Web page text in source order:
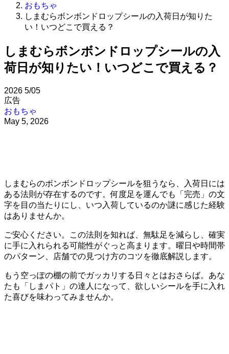
おもちゃ
しまむらボンボンドロップシールの入荷日が知りた
い！いつどこで買える？
しまむらボンボンドロップシールの入
荷日が知りたい！いつどこで買える？
2026 5/05
広告
おもちゃ
May 5, 2026
しまむらのボンボンドロップシールを狙うなら、入荷日には
ある法則が存在するのです。何度足を運んでも「完売」の文
字を目の当たりにし、いつ入荷しているのか謎に感じた経験
はありませんか。
ご安心ください。この法則を知れば、無駄足を減らし、確実
に手に入れられる可能性がぐっと高まります。曜日や時間帯
のパターン、店舗での見つけ方のコツを徹底解説します。
もう空っぽの棚の前でガッカリする日々とはおさらば。あな
たも「しまパト」の達人になって、欲しいシールを手に入れ
た喜びを味わってみませんか。